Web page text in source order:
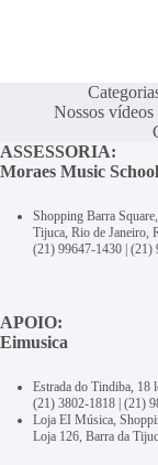
Nossos vídeos
ASSESSORIA:
Moraes Music School
Shopping Barra
Tijuca, Rio de Janeiro,
(21) 99647-1430 | (21)
APOIO:
Eimusica
Estrada do Tindiba, 18
(21) 3802-1818 | (21)
Loja EI Música,
Loja 126, Barra da